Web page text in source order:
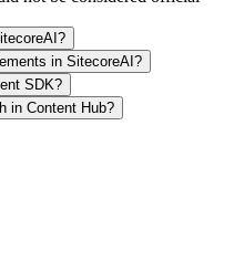
in SitecoreAI?
SDK?
in Content Hub?